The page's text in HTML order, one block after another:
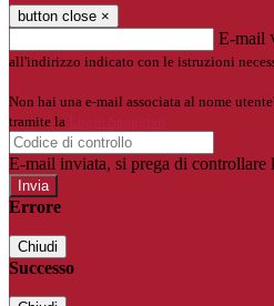
button close ×
E-mail
all'indirizzo indicato con le istruzioni
Non hai una e-mail associata al nome
tramite la
Login Spaggiari
E-mail inviata, si prega di controllare
Errore
Chiudi
Successo